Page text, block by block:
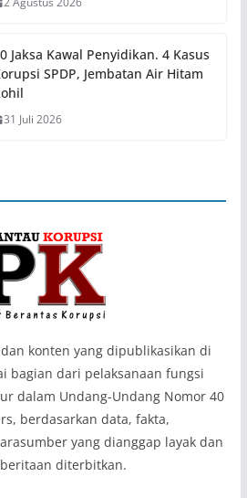
Jaksa Kawal Penyidikan. 4 Kasus
SPDP, Jembatan Air Hitam
31 Juli 2026
konten yang dipublikasikan di
bagian dari pelaksanaan fungsi
dalam Undang-Undang Nomor 40
berdasarkan data, fakta,
yang dianggap layak dan
diterbitkan.